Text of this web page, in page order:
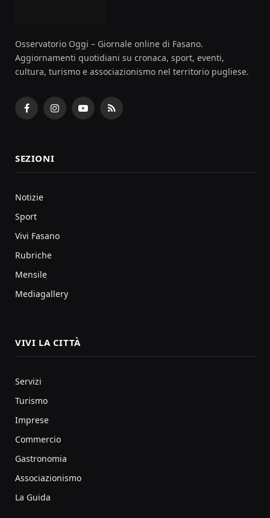
Osservatorio Oggi – Giornale online di Fasano.
Aggiornamenti quotidiani su cronaca, sport, eventi,
cultura, turismo e associazionismo nel territorio pugliese.
FacebookInstagramYouTubeRSS
SEZIONI
Notizie
Sport
Vivi Fasano
Rubriche
Mensile
Mediagallery
VIVI LA CITTÀ
Servizi
Turismo
Imprese
Commercio
Gastronomia
Associazionismo
La Guida